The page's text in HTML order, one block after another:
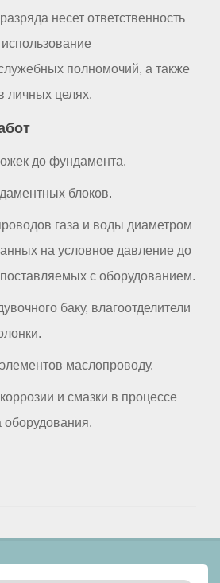
несет ответственность
полномочий, а также
личных целях.
до фундамента.
блоков.
газа и воды диаметром
на условное давление до
с оборудованием.
баку, влагоотделители
маслопроводу.
и смазки в процессе